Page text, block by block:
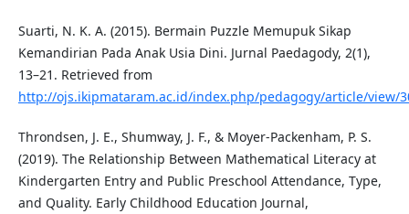
Suarti, N. K. A. (2015). Bermain Puzzle Memupuk Sikap
Kemandirian Pada Anak Usia Dini. Jurnal Paedagody, 2(1),
13–21. Retrieved from
http://ojs.ikipmataram.ac.id/index.php/pedagogy/article/view/
Throndsen, J. E., Shumway, J. F., & Moyer-Packenham, P. S.
(2019). The Relationship Between Mathematical Literacy at
Kindergarten Entry and Public Preschool Attendance, Type,
and Quality. Early Childhood Education Journal,